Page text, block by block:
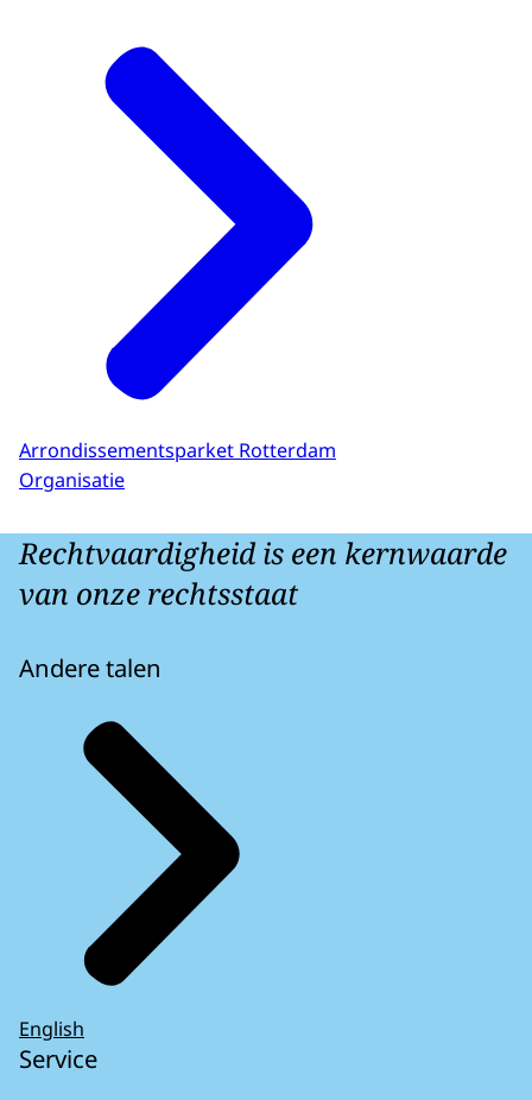
Arrondissementsparket Rotterdam
Organisatie
Rechtvaardigheid is een kernwaarde
van onze rechtsstaat
Andere talen
English
Service